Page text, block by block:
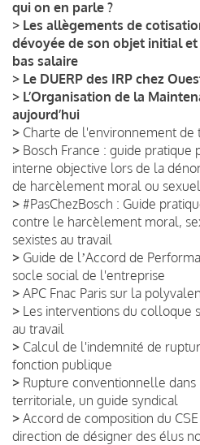
qui on en parle ?
> Les allègements de
dévoyée de son objet initial
bas salaire
> Le DUERP des IRP chez
> L’Organisation de la
aujourd’hui
> Charte de l'environnement de
> Bosch France : guide
interne objective lors de la
de harcèlement moral ou
> #PasChezBosch : Guide
contre le harcèlement moral,
sexistes au travail
> Guide de lʼAccord de
socle social de l'entreprise
> APC Fnac Paris sur la
> Les interventions du colloque
au travail
> Calcul de l'indemnité de
fonction publique
> Rupture conventionnelle
territoriale, un guide syndical
> Accord de composition du
direction de désigner des élus